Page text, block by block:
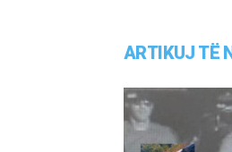
ARTIKUJ TË